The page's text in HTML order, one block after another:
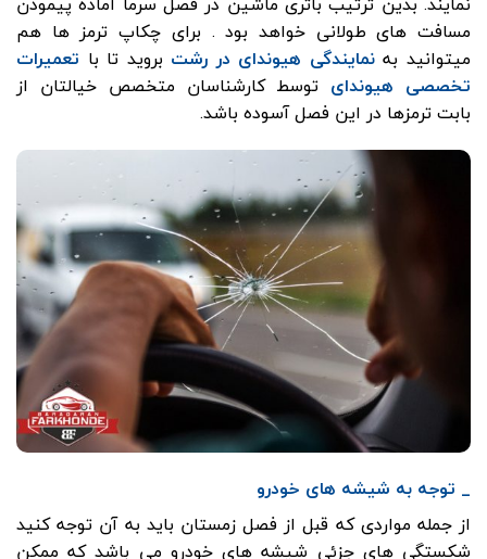
مسافت های طولانی خواهد بود . برای چکاپ ترمز ها هم
میتوانید بهنمایندگی هیوندای در رشت بروید تا با تعمیرات
تخصصی هیوندای توسط کارشناسان متخصص خیالتان از
بابت ترمزها در این فصل آسوده باشد.
_ توجه به شیشه های خودرو
از جمله مواردی که قبل از فصل زمستان باید به آن توجه کنید
شکستگی های جزئی شیشه های خودرو می باشد که ممکن